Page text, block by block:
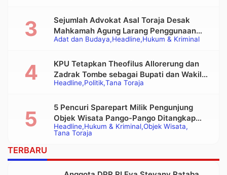
Adat dan Budaya Headline Hukum & Kriminal
Sejumlah Advokat Asal Toraja Desak
Mahkamah Agung Larang Penggunaan
Alat Berat pada Eksekusi Rumah Adat
Headline Politik Tana Toraja
KPU Tetapkan Theofilus Allorerung dan
Zadrak Tombe sebagai Bupati dan Wakil
Bupati Tana Toraja Terpilih
Headline Hukum & Kriminal Objek Wisata
Tana Toraja
5 Pencuri Sparepart Milik Pengunjung
Objek Wisata Pango-Pango Ditangkap
Polisi
TERBARU